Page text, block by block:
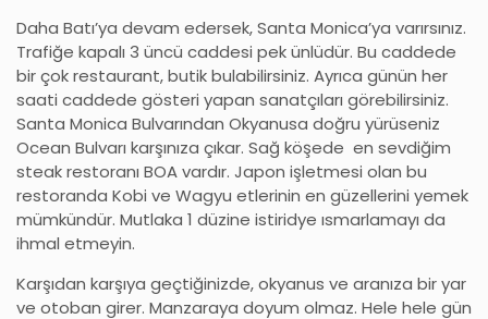
Daha Batı’ya devam edersek, Santa Monica’ya varırsınız.
Trafiğe kapalı 3 üncü caddesi pek ünlüdür. Bu caddede
bir çok restaurant, butik bulabilirsiniz. Ayrıca günün her
saati caddede gösteri yapan sanatçıları görebilirsiniz.
Santa Monica Bulvarından Okyanusa doğru yürüseniz
Ocean Bulvarı karşınıza çıkar. Sağ köşede en sevdiğim
steak restoranı BOA vardır. Japon işletmesi olan bu
restoranda Kobi ve Wagyu etlerinin en güzellerini yemek
mümkündür. Mutlaka 1 düzine istiridye ısmarlamayı da
ihmal etmeyin.
Karşıdan karşıya geçtiğinizde, okyanus ve aranıza bir yar
ve otoban girer. Manzaraya doyum olmaz. Hele hele gün